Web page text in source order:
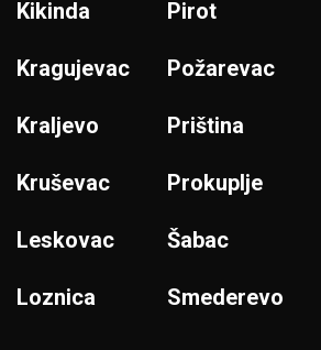
Kikinda
Kragujevac
Kraljevo
Kruševac
Leskovac
Loznica
Pirot
Požarevac
Priština
Prokuplje
Šabac
Smederevo